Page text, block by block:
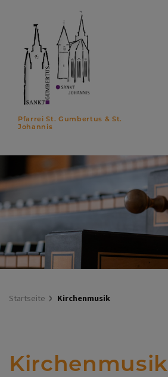
Inhalt
Pfarrei St. Gumbertus & St.
Johannis
Startseite Kirchenmusik
Kirchenmusik